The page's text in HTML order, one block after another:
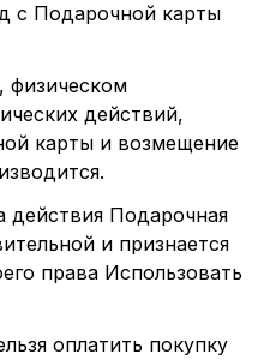
с Подарочной карты
физическом
действий,
карты и возмещение
действия Подарочная
и признается
права Использовать
оплатить покупку